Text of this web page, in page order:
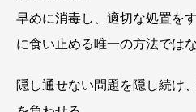
早めに消毒し、適切な処置を
に食い止める唯一の方法では
隠し通せない問題を隠し続け